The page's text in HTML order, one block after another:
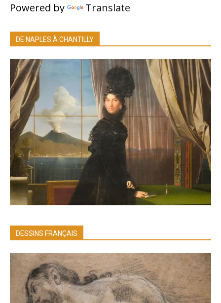
Powered by Translate
DE NAPLES À CHANTILLY
DESSINS FRANÇAIS